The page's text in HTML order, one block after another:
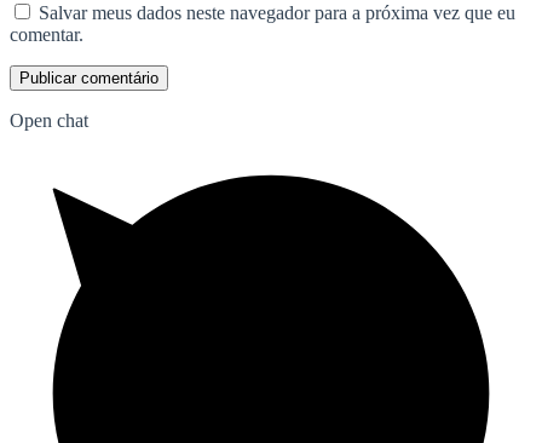
Salvar meus dados neste navegador para a próxima vez que eu
comentar.
Open chat